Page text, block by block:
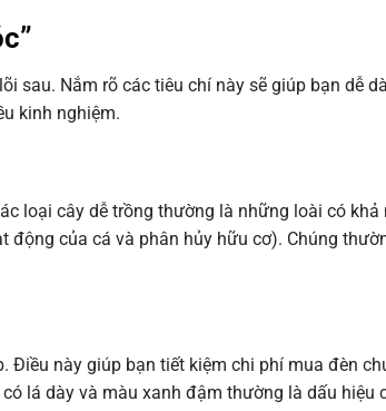
sau. Nắm rõ các tiêu chí này sẽ giúp bạn dễ
kinh nghiệm.
loại cây dễ trồng thường là những loài có khả
động của cá và phân hủy hữu cơ). Chúng
Điều này giúp bạn tiết kiệm chi phí mua đèn
lá dày và màu xanh đậm thường là dấu hiệu